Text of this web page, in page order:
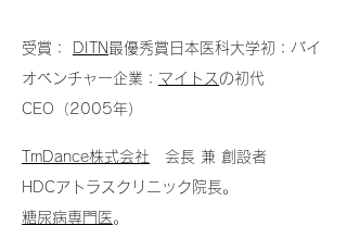
受賞： DITN 最優秀賞日本医科大学初：バイ
オベンチャー企業： マイトス の初代
CEO（2005年）
TmDance株式会社 会長 兼 創設者
HDCアトラスクリニック院長。
糖尿病専門医。